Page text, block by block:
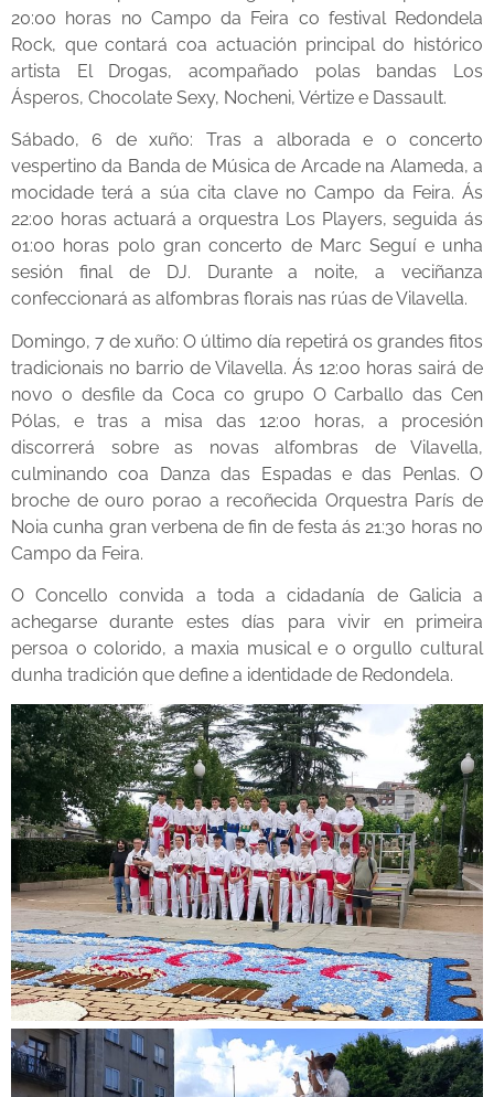
20:00 horas no Campo da Feira co festival Redondela
Rock, que contará coa actuación principal do histórico
artista El Drogas, acompañado polas bandas Los
Ásperos, Chocolate Sexy, Nocheni, Vértize e Dassault.
Sábado, 6 de xuño: Tras a alborada e o concerto
vespertino da Banda de Música de Arcade na Alameda, a
mocidade terá a súa cita clave no Campo da Feira. Ás
22:00 horas actuará a orquestra Los Players, seguida ás
01:00 horas polo gran concerto de Marc Seguí e unha
sesión final de DJ. Durante a noite, a veciñanza
confeccionará as alfombras florais nas rúas de Vilavella.
Domingo, 7 de xuño: O último día repetirá os grandes fitos
tradicionais no barrio de Vilavella. Ás 12:00 horas sairá de
novo o desfile da Coca co grupo O Carballo das Cen
Pólas, e tras a misa das 12:00 horas, a procesión
discorrerá sobre as novas alfombras de Vilavella,
culminando coa Danza das Espadas e das Penlas. O
broche de ouro porao a recoñecida Orquestra París de
Noia cunha gran verbena de fin de festa ás 21:30 horas no
Campo da Feira.
O Concello convida a toda a cidadanía de Galicia a
achegarse durante estes días para vivir en primeira
persoa o colorido, a maxia musical e o orgullo cultural
dunha tradición que define a identidade de Redondela.